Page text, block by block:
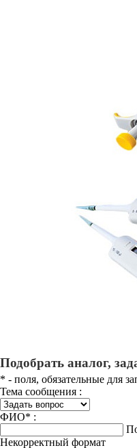
Подобрать аналог,
* - поля, обязательные для
Тема сообщения :
ФИО* :
Некорректный формат